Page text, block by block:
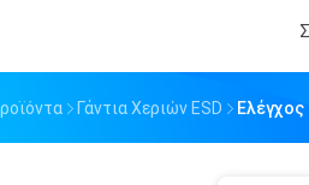
Γάντια Χεριών ESD Ελέγχος